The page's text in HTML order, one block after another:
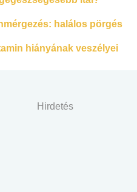
halálos pörgés
hiányának veszélyei
Hirdetés